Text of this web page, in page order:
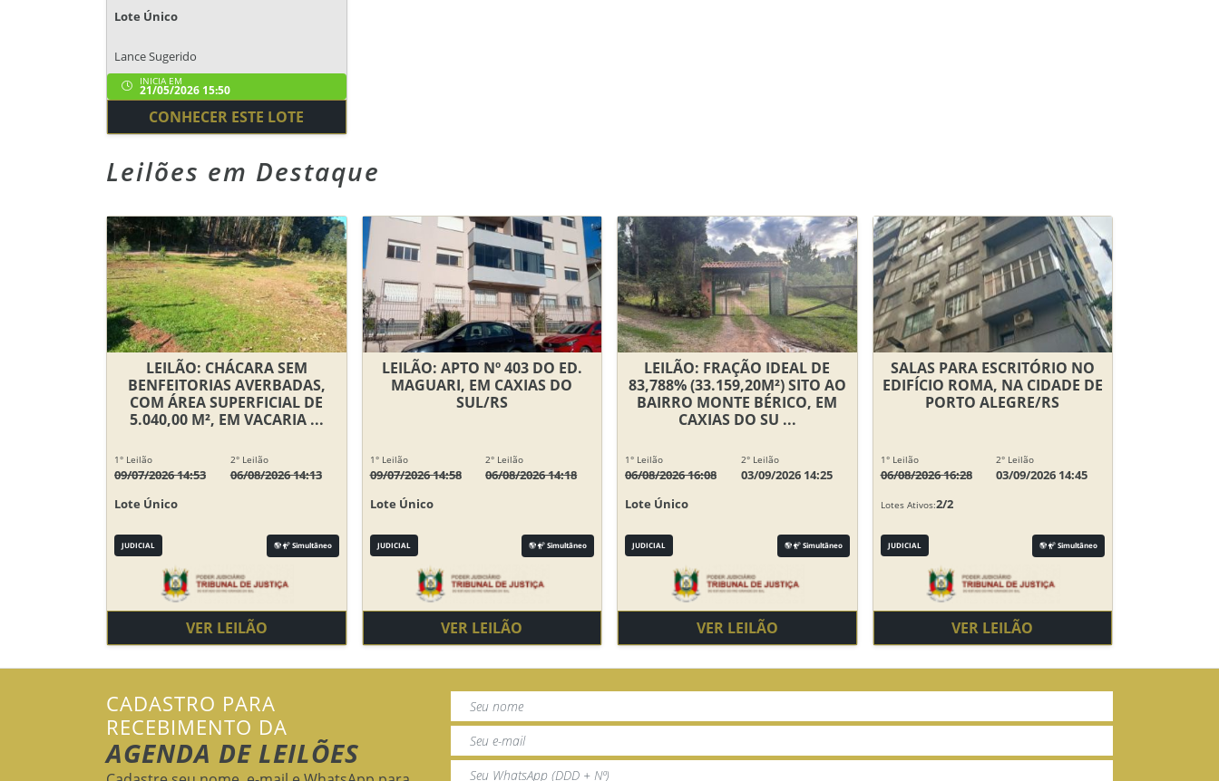
Lote Único
Lance Sugerido
INICIA EM
21/05/2026 15:50
CONHECER ESTE LOTE
Leilões em Destaque
LEILÃO: CHÁCARA SEM
BENFEITORIAS AVERBADAS,
COM ÁREA SUPERFICIAL DE
5.040,00 M², EM VACARIA ...
1° Leilão
09/07/2026 14:53
2° Leilão
06/08/2026 14:13
Lote Único
JUDICIAL Simultâneo
VER LEILÃO
LEILÃO: APTO Nº 403 DO ED.
MAGUARI, EM CAXIAS DO
SUL/RS
1° Leilão
09/07/2026 14:58
2° Leilão
06/08/2026 14:18
Lote Único
JUDICIAL Simultâneo
VER LEILÃO
LEILÃO: FRAÇÃO IDEAL DE
83,788% (33.159,20M²) SITO AO
BAIRRO MONTE BÉRICO, EM
CAXIAS DO SU ...
1° Leilão
06/08/2026 16:08
2° Leilão
03/09/2026 14:25
Lote Único
JUDICIAL Simultâneo
VER LEILÃO
SALAS PARA ESCRITÓRIO NO
EDIFÍCIO ROMA, NA CIDADE DE
PORTO ALEGRE/RS
1° Leilão
06/08/2026 16:28
2° Leilão
03/09/2026 14:45
Lotes Ativos:2/2
JUDICIAL Simultâneo
VER LEILÃO
CADASTRO PARA
RECEBIMENTO DA
AGENDA DE LEILÕES